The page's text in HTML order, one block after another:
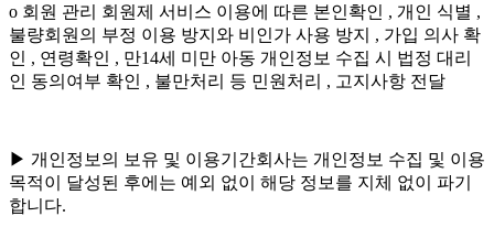
ο 회원 관리 회원제 서비스 이용에 따른 본인확인 , 개인 식별 ,
불량회원의 부정 이용 방지와 비인가 사용 방지 , 가입 의사 확
인 , 연령확인 , 만14세 미만 아동 개인정보 수집 시 법정 대리
인 동의여부 확인 , 불만처리 등 민원처리 , 고지사항 전달
▶ 개인정보의 보유 및 이용기간회사는 개인정보 수집 및 이용
목적이 달성된 후에는 예외 없이 해당 정보를 지체 없이 파기
합니다.